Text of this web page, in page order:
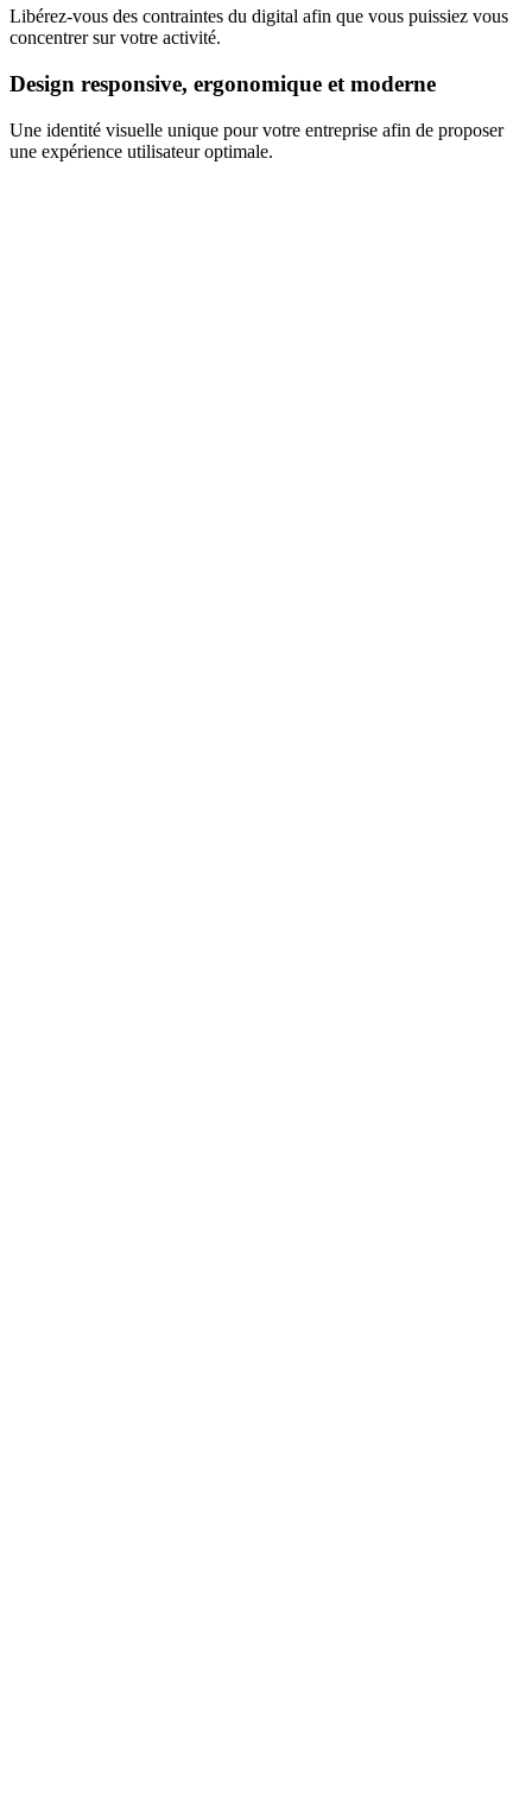
Libérez-vous des contraintes du digital afin que vous puissiez vous
concentrer sur votre activité.
Design responsive, ergonomique et moderne
Une identité visuelle unique pour votre entreprise afin de proposer
une expérience utilisateur optimale.